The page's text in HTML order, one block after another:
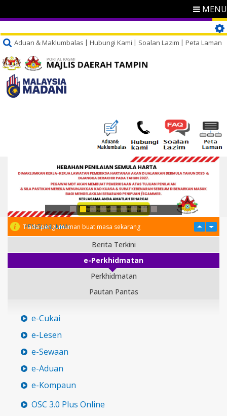
MENU
Aduan & Maklumbalas Hubungi Kami Soalan Lazim Peta Laman
PENGUMUMAN
Tiada pengumuman buat masa sekarang
Berita Terkini
e-Perkhidmatan
Perkhidmatan
Pautan Pantas
e-Cukai
e-Lesen
e-Sewaan
e-Aduan
e-Kompaun
OSC 3.0 Plus Online